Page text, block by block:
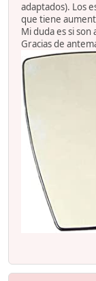
adaptados). Los
que tiene
Mi duda es si
Gracias de